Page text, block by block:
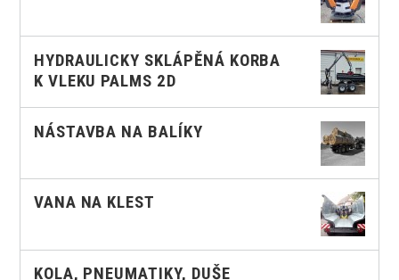
HYDRAULICKY SKLÁPĚNÁ KORBA
K VLEKU PALMS 2D
NÁSTAVBA NA BALÍKY
VANA NA KLEST
KOLA, PNEUMATIKY, DUŠE